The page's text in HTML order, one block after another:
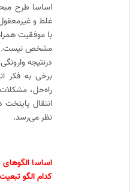
اساسا طرح
غلط و
با موفقیت
مشخص نیست.
درنتیجه
برخی به فکر
راه‌حل،
انتقال
نظر می‌رسد.
اساسا
کدام الگو